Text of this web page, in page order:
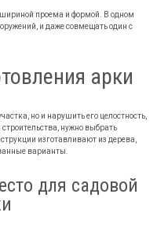
проема и формой. В одном
и даже совмещать один с
арки
но и нарушить его целостность,
нужно выбрать
изготавливают из дерева,
варианты.
для садовой